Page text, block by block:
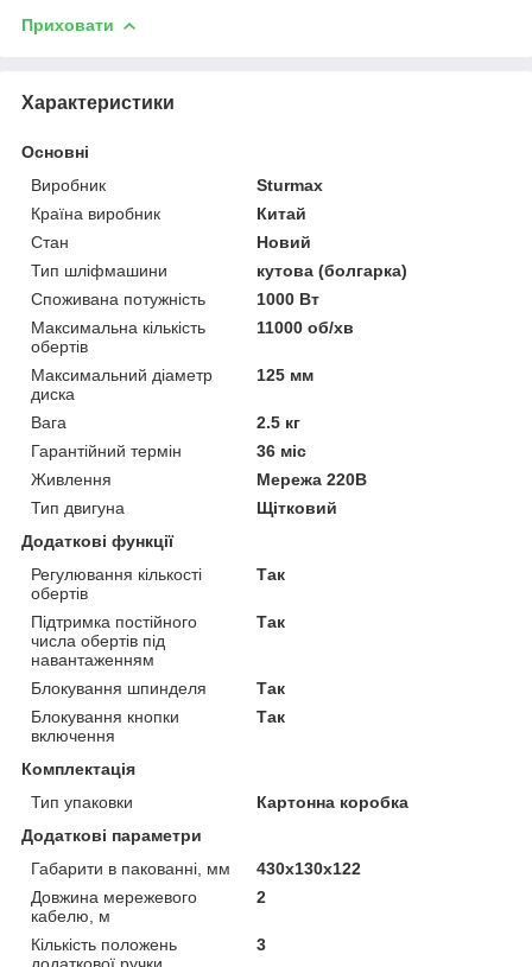
Приховати
Характеристики
Основні
Виробник
Sturmax
Країна виробник
Китай
Стан
Новий
Тип шліфмашини
кутова (болгарка)
Споживана потужність
1000 Вт
Максимальна кількість
обертів
11000 об/хв
Максимальний діаметр
диска
125 мм
Вага
2.5 кг
Гарантійний термін
36 міс
Живлення
Мережа 220В
Тип двигуна
Щітковий
Додаткові функції
Регулювання кількості
обертів
Так
Підтримка постійного
числа обертів під
навантаженням
Так
Блокування шпинделя
Так
Блокування кнопки
включення
Так
Комплектація
Тип упаковки
Картонна коробка
Додаткові параметри
Габарити в пакованні, мм
430х130х122
Довжина мережевого
кабелю, м
2
Кількість положень
додаткової ручки
3